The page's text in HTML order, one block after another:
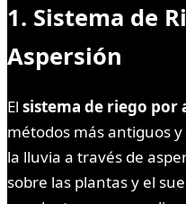
1. Sistema de
Aspersión
El sistema de riego por
métodos más antiguos
la lluvia a través de
sobre las plantas y el